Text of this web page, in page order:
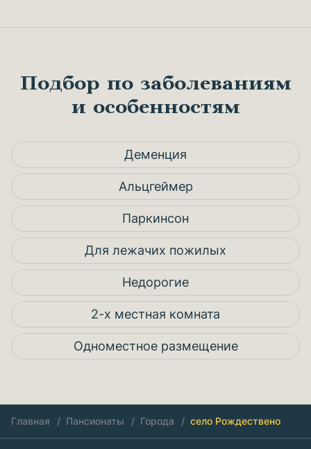
Подбор по заболеваниям
и особенностям
Деменция
Альцгеймер
Паркинсон
Для лежачих пожилых
Недорогие
2-х местная комната
Одноместное размещение
Главная Пансионаты Города село Рождествено